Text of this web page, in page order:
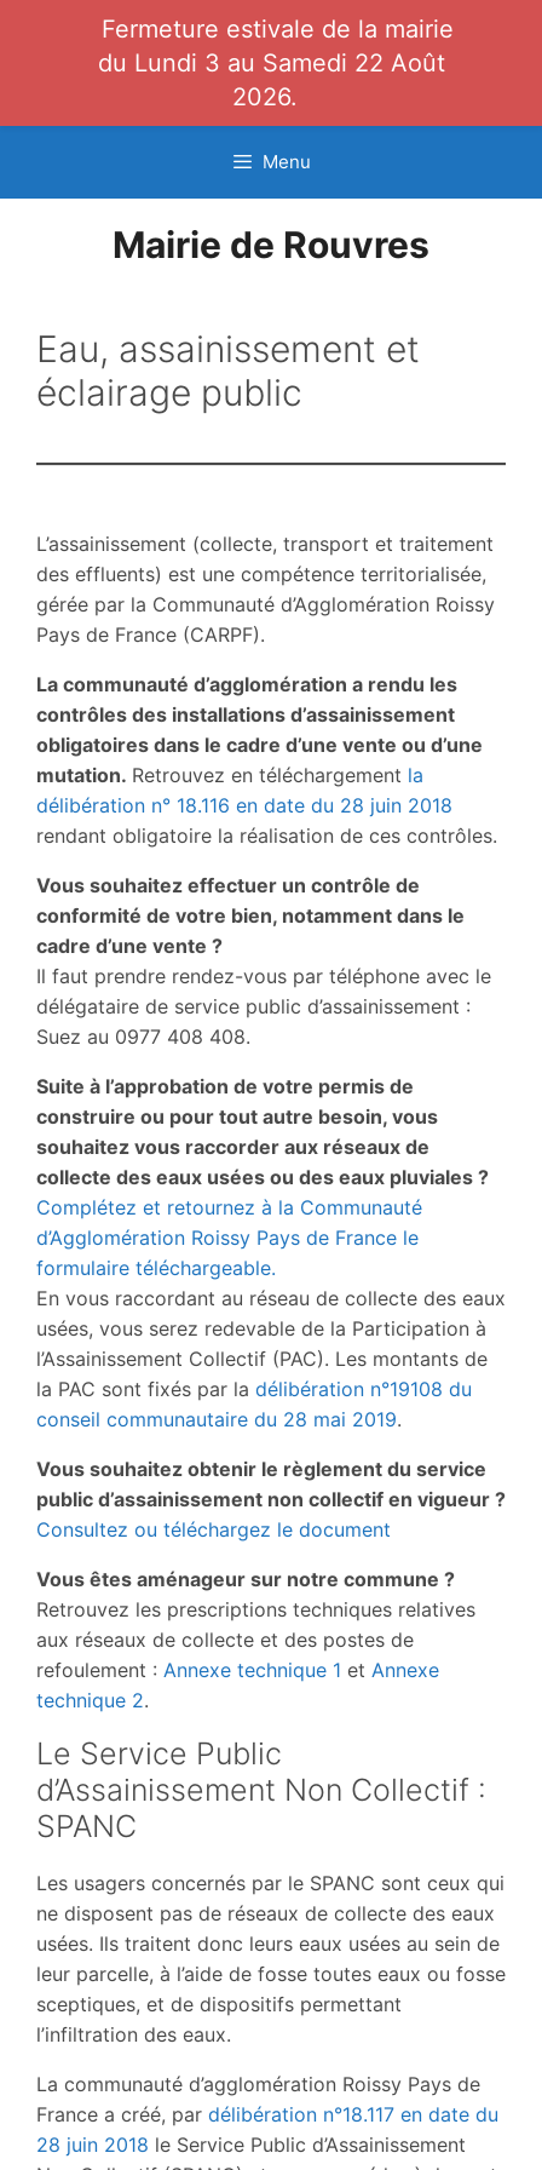
contenu
Menu
Mairie de Rouvres
Eau, assainissement et
éclairage public
L’assainissement (collecte, transport et traitement
des effluents) est une compétence territorialisée,
gérée par la Communauté d’Agglomération Roissy
Pays de France (CARPF).
La communauté d’agglomération a rendu les
contrôles des installations d’assainissement
obligatoires dans le cadre d’une vente ou d’une
mutation. Retrouvez en téléchargement la
délibération n° 18.116 en date du 28 juin 2018
rendant obligatoire la réalisation de ces contrôles.
Vous souhaitez effectuer un contrôle de
conformité de votre bien, notamment dans le
cadre d’une vente ?
Il faut prendre rendez-vous par téléphone avec le
délégataire de service public d’assainissement :
Suez au 0977 408 408.
Suite à l’approbation de votre permis de
construire ou pour tout autre besoin, vous
souhaitez vous raccorder aux réseaux de
collecte des eaux usées ou des eaux pluviales ?
Complétez et retournez à la Communauté
d’Agglomération Roissy Pays de France le
formulaire téléchargeable.
En vous raccordant au réseau de collecte des eaux
usées, vous serez redevable de la Participation à
l’Assainissement Collectif (PAC). Les montants de
la PAC sont fixés par la délibération n°19108 du
conseil communautaire du 28 mai 2019.
Vous souhaitez obtenir le règlement du service
public d’assainissement non collectif en vigueur ?
Consultez ou téléchargez le document
Vous êtes aménageur sur notre commune ?
Retrouvez les prescriptions techniques relatives
aux réseaux de collecte et des postes de
refoulement : Annexe technique 1 et Annexe
technique 2.
Le Service Public
d’Assainissement Non Collectif :
SPANC
Les usagers concernés par le SPANC sont ceux qui
ne disposent pas de réseaux de collecte des eaux
usées. Ils traitent donc leurs eaux usées au sein de
leur parcelle, à l’aide de fosse toutes eaux ou fosse
sceptiques, et de dispositifs permettant
l’infiltration des eaux.
La communauté d’agglomération Roissy Pays de
France a créé, par délibération n°18.117 en date du
28 juin 2018 le Service Public d’Assainissement
Fermeture estivale de la mairie
du Lundi 3 au Samedi 22 Août
2026.